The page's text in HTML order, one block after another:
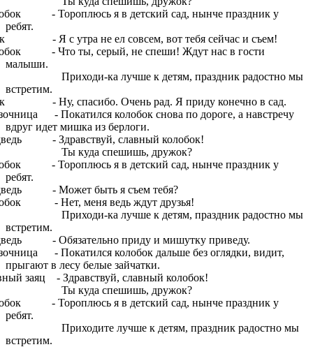
- Тороплюсь я в детский сад, нынче праздник у
ребят.
- Я с утра не ел совсем, вот тебя сейчас и съем!
- Что ты, серый, не спеши! Ждут нас в гости
малыши.
ка лучше к детям, праздник радостно мы
встретим.
- Ну, спасибо. Очень рад. Я приду конечно в сад.
- Покатился колобок снова по дороге, а навстречу
вдруг идет мишка из берлоги.
- Здравствуй, славный колобок!
куда спешишь, дружок?
- Тороплюсь я в детский сад, нынче праздник у
ребят.
- Может быть я съем тебя?
- Нет, меня ведь ждут друзья!
ка лучше к детям, праздник радостно мы
встретим.
- Обязательно приду и мишутку приведу.
- Покатился колобок дальше без оглядки, видит,
прыгают в лесу белые зайчатки.
заяц - Здравствуй, славный колобок!
куда спешишь, дружок?
- Тороплюсь я в детский сад, нынче праздник у
ребят.
лучше к детям, праздник радостно мы
встретим.